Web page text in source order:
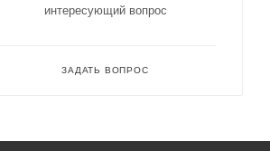
интересующий вопрос
ЗАДАТЬ ВОПРОС